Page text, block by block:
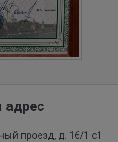
проезд, д. 16/1 с1